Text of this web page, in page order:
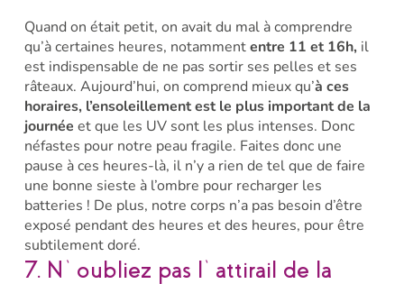
Quand on était petit, on avait du mal à comprendre
qu’à certaines heures, notammententre 11 et 16h,il
est indispensable de ne pas sortir ses pelles et ses
râteaux. Aujourd’hui, on comprend mieux qu’à ces
horaires, l’ensoleillement est le plus importantde la
journée et que les UV sont les plus intenses. Donc
néfastes pour notre peau fragile. Faites donc une
pause à ces heures-là, il n’y a rien de tel que de faire
une bonne sieste à l’ombre pour recharger les
batteries ! De plus, notre corps n’a pas besoin d’être
exposé pendant des heures et des heures, pour être
subtilement doré.
7. N’oubliez pas l’attirail de la